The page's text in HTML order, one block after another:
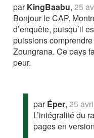
parKingBaabu,25
Bonjour le CAP.
d’enquête, puisqu’il
puissions
Zoungrana. Ce pays
peur.
parÉper,25
L’intégralité du
pages en